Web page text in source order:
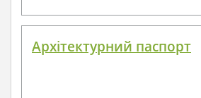
Архітектурний паспорт